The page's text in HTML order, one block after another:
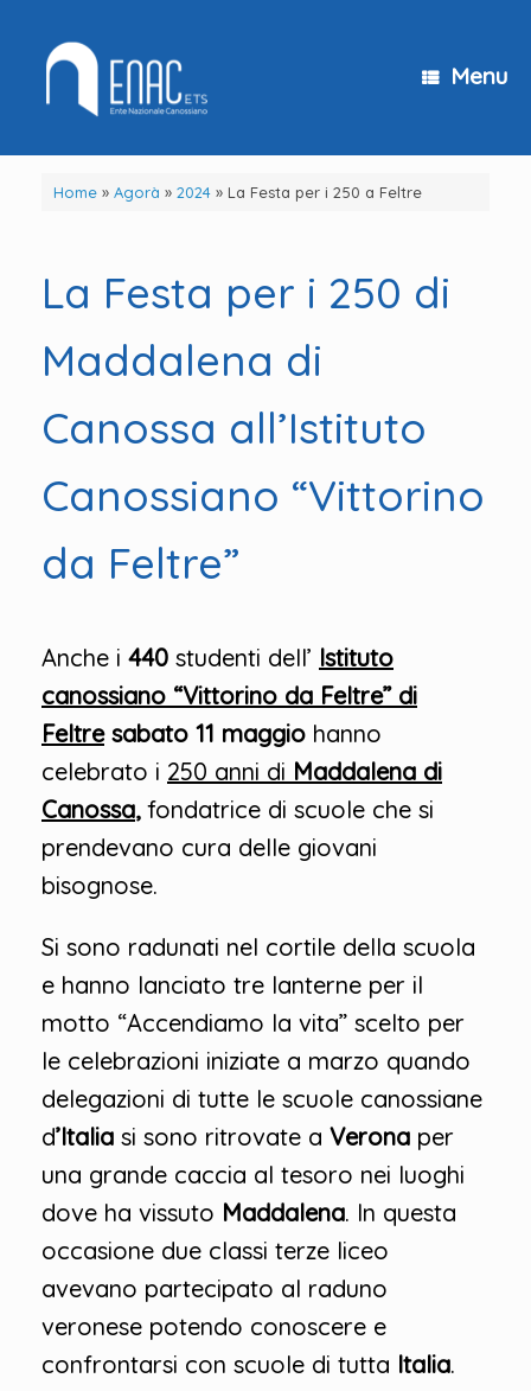
contenuto
Menu
Home» Agorà » 2024» La Festa per i 250 a Feltre
La Festa per i 250 di
Maddalena di
Canossa all’Istituto
Canossiano “Vittorino
da Feltre”
Anche i 440 studenti dell’ Istituto
canossiano “Vittorino da Feltre” di
Feltresabato 11 maggio hanno
celebrato i 250 anni di Maddalena di
Canossa, fondatrice di scuole che si
prendevano cura delle giovani
bisognose.
Si sono radunati nel cortile della scuola
e hanno lanciato tre lanterne per il
motto “Accendiamo la vita” scelto per
le celebrazioni iniziate a marzo quando
delegazioni di tutte le scuole canossiane
d’Italia si sono ritrovate a Verona per
una grande caccia al tesoro nei luoghi
dove ha vissuto Maddalena. In questa
occasione due classi terze liceo
avevano partecipato al raduno
veronese potendo conoscere e
confrontarsi con scuole di tutta Italia.